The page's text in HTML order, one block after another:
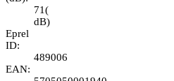
71(
dB)
Eprel
ID:
489006
EAN: